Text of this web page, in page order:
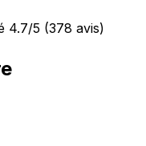
4.7/5 (378 avis)